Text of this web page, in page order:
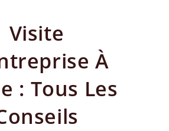
Visite
À
: Tous Les